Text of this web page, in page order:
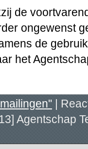
de
ongewenst
de
het
|
Agentschap